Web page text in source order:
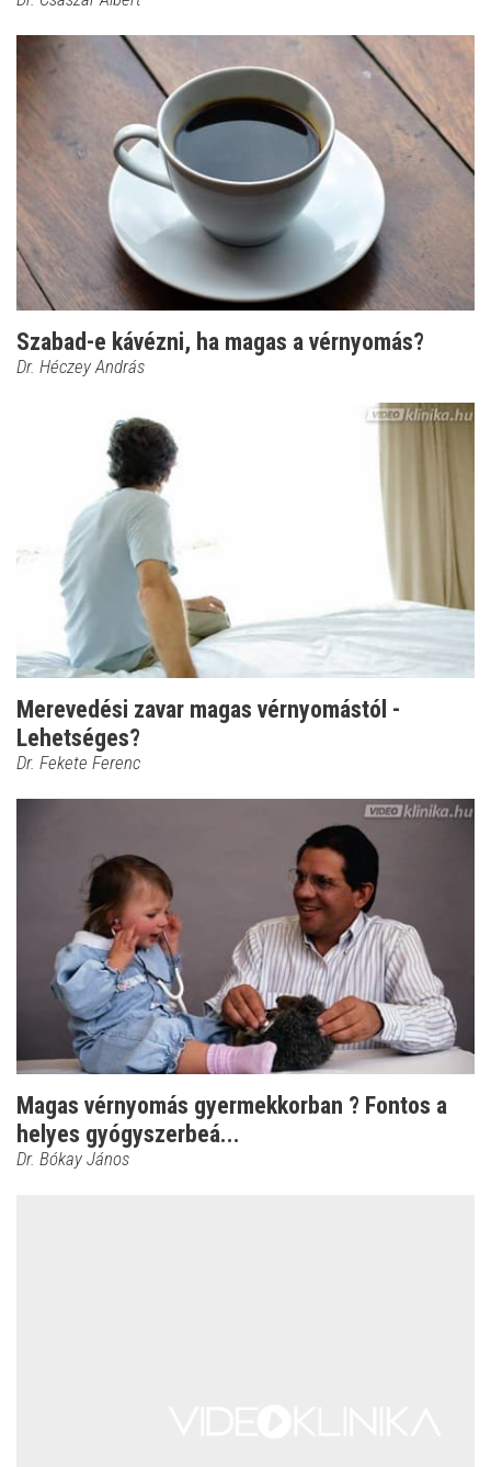
Szabad-e kávézni, ha magas a vérnyomás?
Dr. Héczey András
Merevedési zavar magas vérnyomástól -
Lehetséges?
Dr. Fekete Ferenc
Magas vérnyomás gyermekkorban ? Fontos a
helyes gyógyszerbeá...
Dr. Bókay János